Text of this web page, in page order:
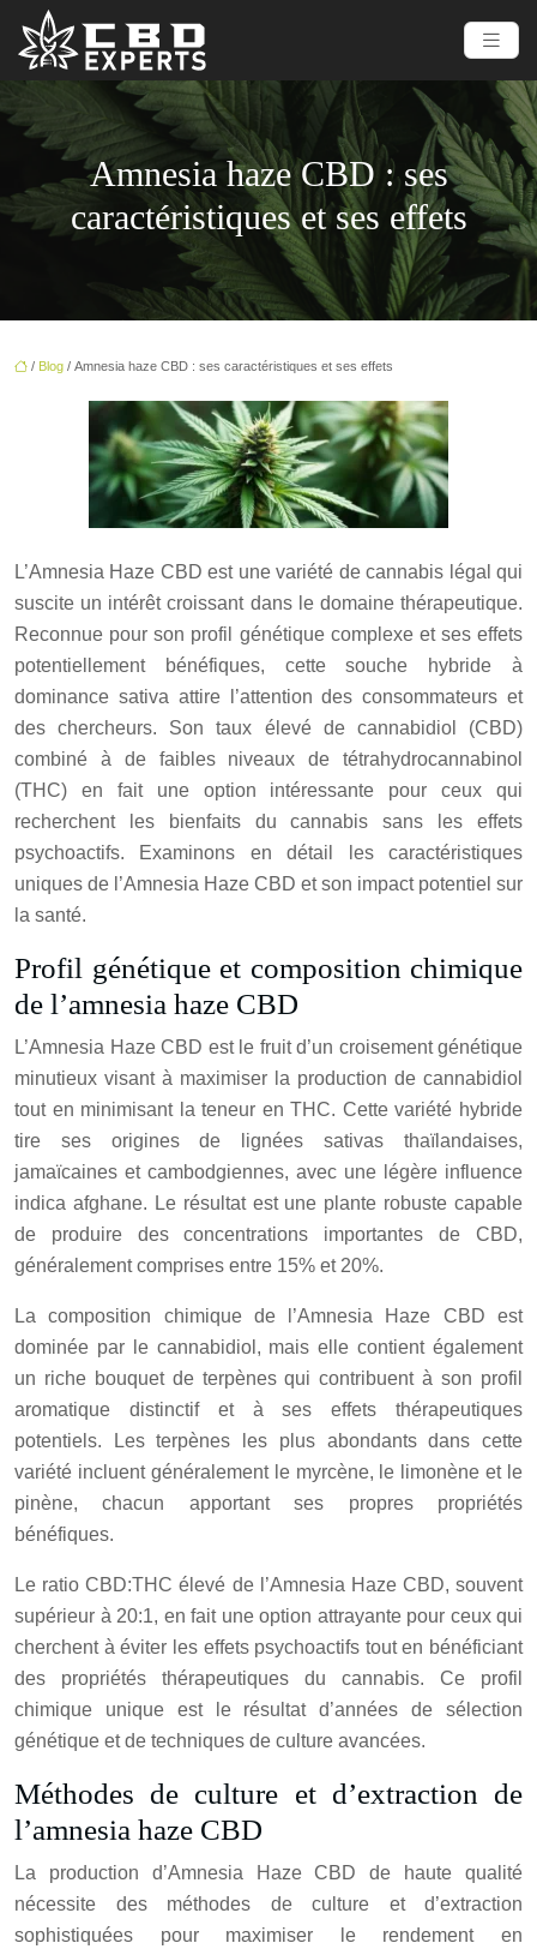
Amnesia haze CBD : ses
caractéristiques et ses effets
/ Blog / Amnesia haze CBD : ses caractéristiques et ses effets
L’Amnesia Haze CBD est une variété de cannabis légal qui
suscite un intérêt croissant dans le domaine thérapeutique.
Reconnue pour son profil génétique complexe et ses effets
potentiellement bénéfiques, cette souche hybride à
dominance sativa attire l’attention des consommateurs et
des chercheurs. Son taux élevé de cannabidiol (CBD)
combiné à de faibles niveaux de tétrahydrocannabinol
(THC) en fait une option intéressante pour ceux qui
recherchent les bienfaits du cannabis sans les effets
psychoactifs. Examinons en détail les caractéristiques
uniques de l’Amnesia Haze CBD et son impact potentiel sur
la santé.
Profil génétique et composition chimique
de l’amnesia haze CBD
L’Amnesia Haze CBD est le fruit d’un croisement génétique
minutieux visant à maximiser la production de cannabidiol
tout en minimisant la teneur en THC. Cette variété hybride
tire ses origines de lignées sativas thaïlandaises,
jamaïcaines et cambodgiennes, avec une légère influence
indica afghane. Le résultat est une plante robuste capable
de produire des concentrations importantes de CBD,
généralement comprises entre 15% et 20%.
La composition chimique de l’Amnesia Haze CBD est
dominée par le cannabidiol, mais elle contient également
un riche bouquet de terpènes qui contribuent à son profil
aromatique distinctif et à ses effets thérapeutiques
potentiels. Les terpènes les plus abondants dans cette
variété incluent généralement le myrcène, le limonène et le
pinène, chacun apportant ses propres propriétés
bénéfiques.
Le ratio CBD:THC élevé de l’Amnesia Haze CBD, souvent
supérieur à 20:1, en fait une option attrayante pour ceux qui
cherchent à éviter les effets psychoactifs tout en bénéficiant
des propriétés thérapeutiques du cannabis. Ce profil
chimique unique est le résultat d’années de sélection
génétique et de techniques de culture avancées.
Méthodes de culture et d’extraction de
l’amnesia haze CBD
La production d’Amnesia Haze CBD de haute qualité
nécessite des méthodes de culture et d’extraction
sophistiquées pour maximiser le rendement en